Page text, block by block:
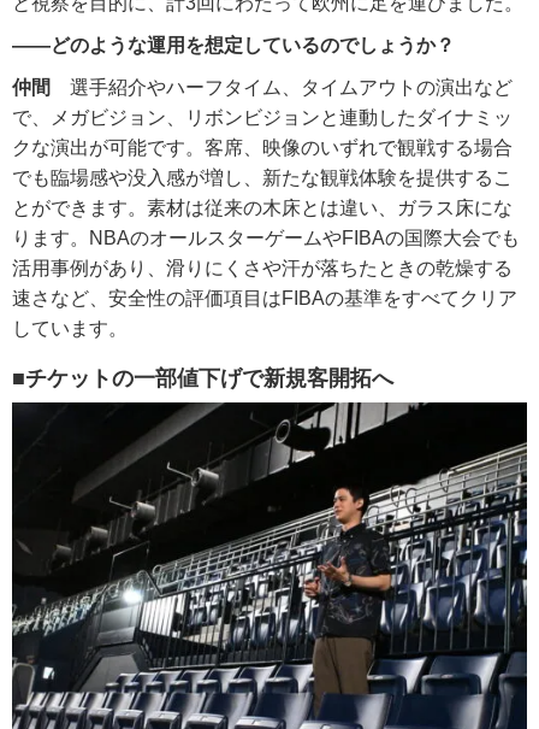
――どのような運用を想定しているのでしょうか？
仲間
選手紹介やハーフタイム、タイムアウトの演出など
で、メガビジョン、リボンビジョンと連動したダイナミッ
クな演出が可能です。客席、映像のいずれで観戦する場合
でも臨場感や没入感が増し、新たな観戦体験を提供するこ
とができます。素材は従来の木床とは違い、ガラス床にな
ります。NBAのオールスターゲームやFIBAの国際大会でも
活用事例があり、滑りにくさや汗が落ちたときの乾燥する
速さなど、安全性の評価項目はFIBAの基準をすべてクリア
しています。
■チケットの一部値下げで新規客開拓へ